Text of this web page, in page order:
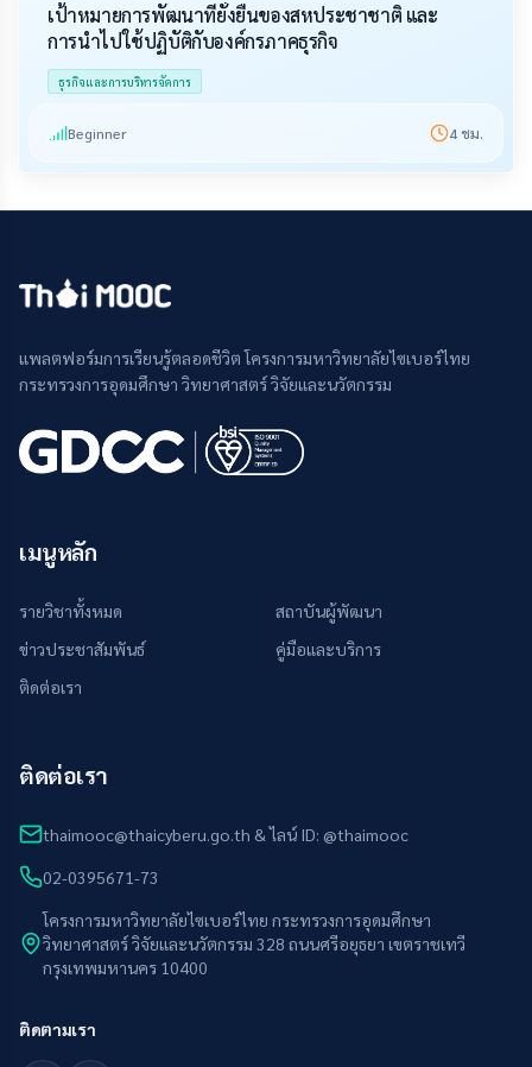
เป้าหมายการพัฒนาที่ยั่งยืนของสหประชาชาติ และ
การนำไปใช้ปฏิบัติกับองค์กรภาคธุรกิจ
ธุรกิจและการบริหารจัดการ
Beginner 4 ชม.
แพลตฟอร์มการเรียนรู้ตลอดชีวิต โครงการมหาวิทยาลัยไซเบอร์ไทย
กระทรวงการอุดมศึกษา วิทยาศาสตร์ วิจัยและนวัตกรรม
เมนูหลัก
รายวิชาทั้งหมด
สถาบันผู้พัฒนา
ข่าวประชาสัมพันธ์
คู่มือและบริการ
ติดต่อเรา
ติดต่อเรา
thaimooc@thaicyberu.go.th & ไลน์ ID: @thaimooc
02-0395671-73
โครงการมหาวิทยาลัยไซเบอร์ไทย กระทรวงการอุดมศึกษา
วิทยาศาสตร์ วิจัยและนวัตกรรม 328 ถนนศรีอยุธยา เขตราชเทวี
กรุงเทพมหานคร 10400
ติดตามเรา